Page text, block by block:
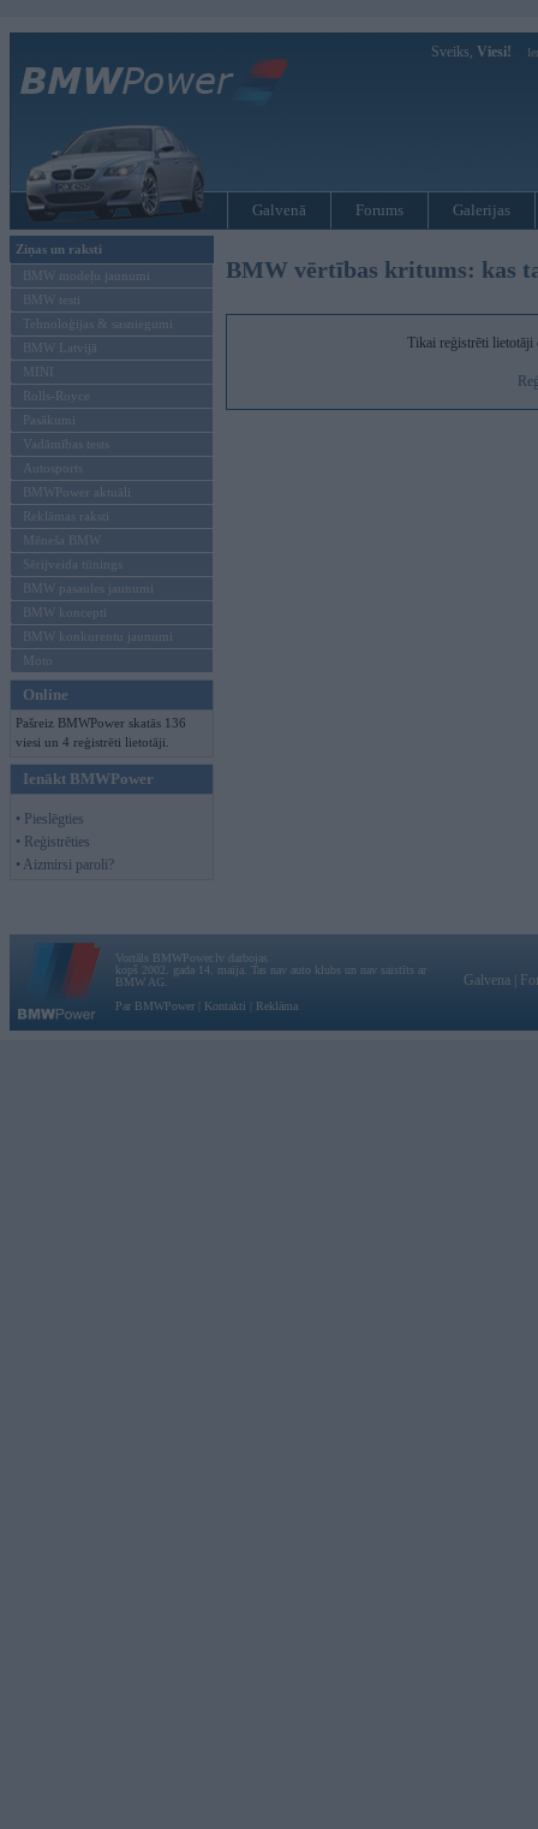
Sveiks, Viesi!
Galvenā Forums Galerijas
Ziņas un raksti
BMW modeļu jaunumi
BMW testi
Tehnoloģijas & sasniegumi
BMW Latvijā
MINI
Rolls-Royce
Pasākumi
Vadāmības tests
Autosports
BMWPower aktuāli
Reklāmas raksti
Mēneša BMW
Sērijveida tūnings
BMW pasaules jaunumi
BMW koncepti
BMW konkurentu jaunumi
Moto
Online
Pašreiz BMWPower skatās 136
viesi un 4 reģistrēti lietotāji.
Ienākt BMWPower
• Pieslēgties
• Reģistrēties
• Aizmirsi paroli?
BMW vērtības kritums: kas
Tikai reģistrēti lietotāji
Vortāls BMWPower.lv darbojas
kopš 2002. gada 14. maija. Tas nav auto klubs un nav saistīts ar
BMW AG.
Par BMWPower
Kontakti Reklāma
Galvena